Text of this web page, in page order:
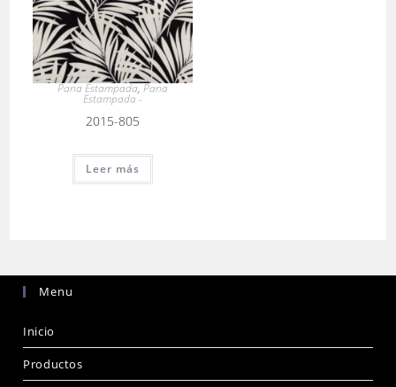
Pana Estampada,Pana
Estampada -
2015-805
Leer más
Menu
Inicio
Productos